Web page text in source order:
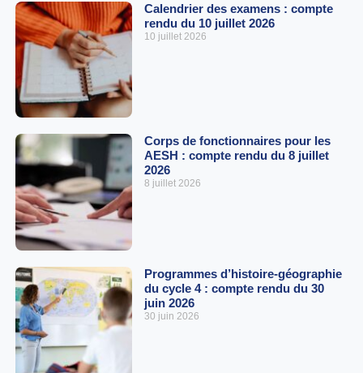
Calendrier des examens : compte
rendu du 10 juillet 2026
10 juillet 2026
Corps de fonctionnaires pour les
AESH : compte rendu du 8 juillet
2026
8 juillet 2026
Programmes d’histoire-géographie
du cycle 4 : compte rendu du 30
juin 2026
30 juin 2026